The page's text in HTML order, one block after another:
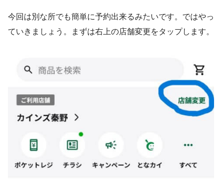
今回は別な所でも簡単に予約出来るみたいです。ではやっ
ていきましょう。まずは右上の店舗変更をタップします。